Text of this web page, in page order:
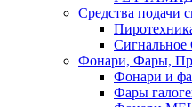
Средства подачи
Фонари, Фары,
Фонари и
Фары